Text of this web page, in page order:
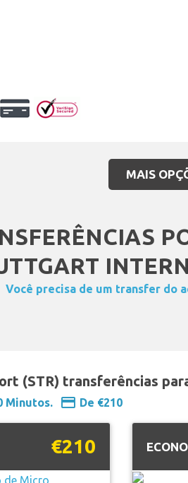
MAIS
Você precisa de um transfer do
(STR) transferências
Minutos. payment De €210
€210